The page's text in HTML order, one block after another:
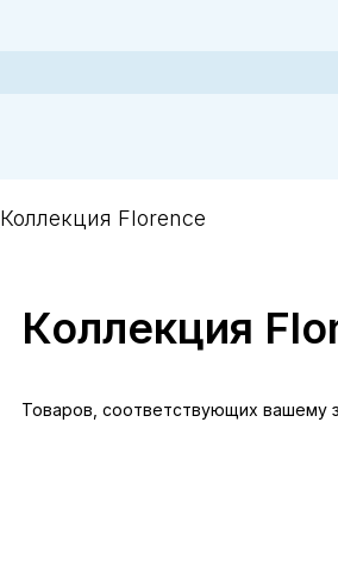
Коллекция Florence
Коллекция
Товаров, соответствующих вашему